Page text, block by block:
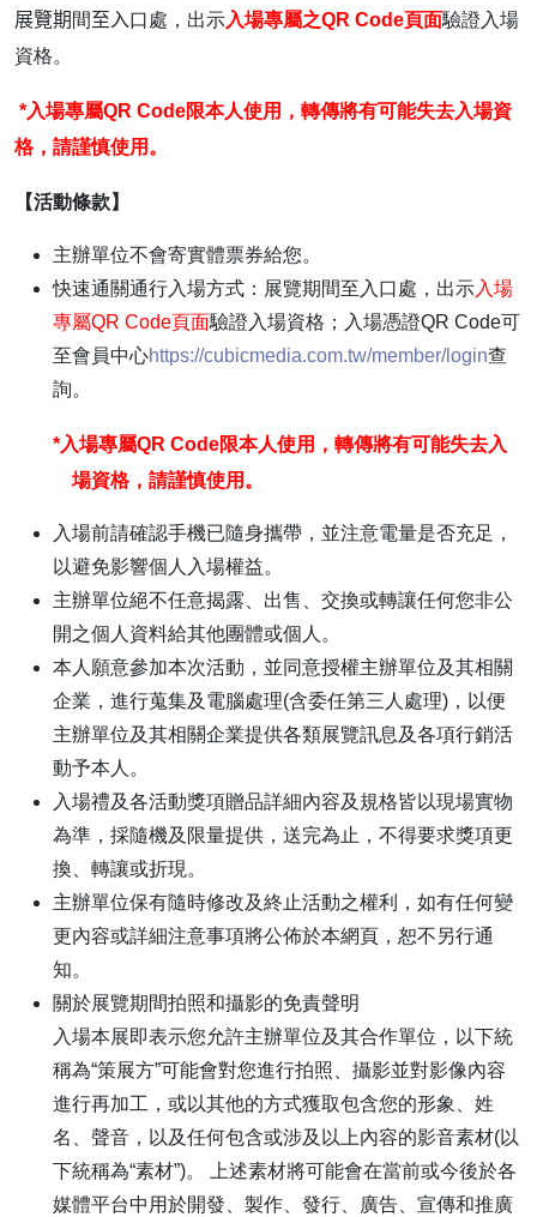
展覽期 間至入口處，出示入場專屬之QR Code頁面驗證入場
資格。
*入場專屬QR Code限本人使用，轉傳將有可能失去入場資
格，請謹慎使用。
【活動條款】
主辦單位不會寄實體票券給您。
快速通關通行入場方式：展覽期間至入口處，出示入場
專屬QR Code頁面驗證入場資格；入場憑證QR Code可
至會員中心https://cubicmedia.com.tw/member/login查
詢。
*入場專屬QR Code限本人使用，轉傳將有可能失去入
場資格，請謹慎使用。
入場前請確認手機已隨身攜帶，並注意電量是否充足，
以避免影響個人入場權益。
主辦單位絕不任意揭露、出售、交換或轉讓任何您非公
開之個人資料給其他團體或個人。
本人願意參加本次活動，並同意授權主辦單位及其相關
企業，進行蒐集及電腦處理(含委任第三人處理) ，以便
主辦單位及其相關企業提供各類展覽訊息及各項行銷活
動予本人。
入場禮及各活動獎項贈品詳細內容及規格皆以現場實物
為準，採隨機及限量提供，送完為止，不得要求獎項更
換、轉讓或折現。
主辦單位保有隨時修改及終止活動之權利，如有任何變
更內容或詳細注意事項將公佈於本網頁，恕不另行通
知。
關於展覽期間拍照和攝影的免責聲明
入場本展即表示您允許主辦單位及其合作單位，以下統
稱為“策展方”可能會對您進行拍照、攝影並對影像內容
進行再加工，或以其他的方式獲取包含您的形象、姓
名、聲音，以及任何包含或涉及以上內容的影音素材(以
下統稱為“素材”)。 上述素材將可能會在當前或今後於各
媒體平台中用於開發、製作、發行、廣告、宣傳和推廣